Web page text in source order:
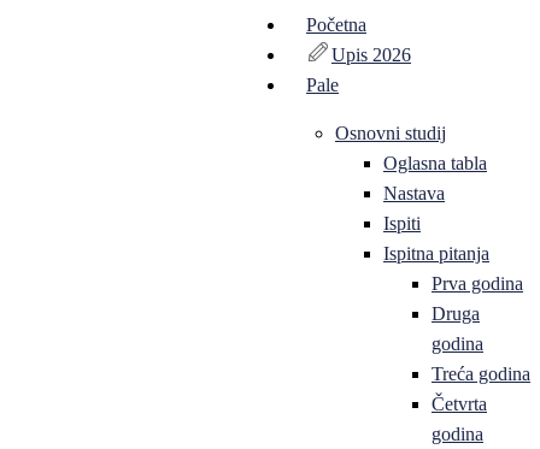
Početna
Upis 2026
Pale
Osnovni studij
Oglasna tabla
Nastava
Ispiti
Ispitna pitanja
Prva godina
Druga
godina
Treća godina
Četvrta
godina